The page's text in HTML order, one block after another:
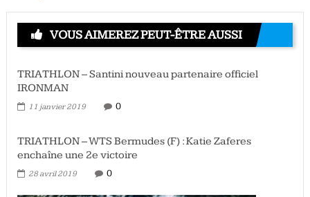
VOUS AIMEREZ PEUT-ÊTRE AUSSI
TRIATHLON – Santini nouveau partenaire officiel
IRONMAN
11 janvier 2019 0
TRIATHLON – WTS Bermudes (F) : Katie Zaferes
enchaîne une 2e victoire
28 avril 2019 0